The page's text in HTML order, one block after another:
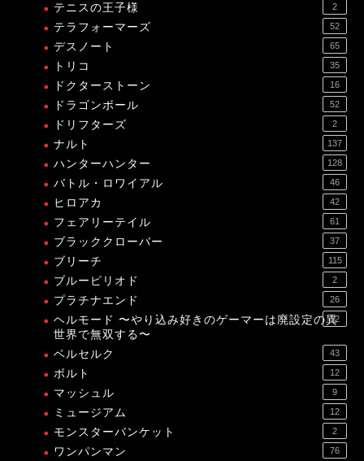
テニスの王子様 2
テラフォーマーズ 52
デスノート 65
トリコ 35
ドクターストーン 16
ドラゴンボール 52
ドリフターズ 2
ナルト 137
ハンターハンター 128
バトル・ロワイアル 46
ヒロアカ 42
フェアリーテイル 61
ブラッククローバー 37
ブリーチ 115
ブルーピリオド 2
プラチナエンド 26
ヘルモード 〜やり込み好きのゲーマーは廃設定の異
世界で無双する〜
12
ベルセルク 43
ボルト 12
マッシュル 9
ミュージアム 12
モンスターバンケット 2
ワンパンマン 76